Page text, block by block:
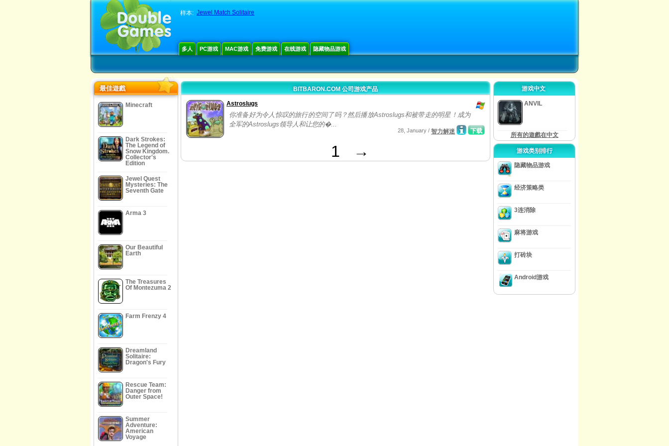
样本: Jewel Match Solitaire
多人 PC游戏 MAC游戏 免费游戏 在线游戏 隐藏物品游戏
最佳遊戲
Minecraft
Dark Strokes:
The Legend of
Snow Kingdom.
Collector's
Edition
Jewel Quest
Mysteries: The
Seventh Gate
Arma 3
Our Beautiful
Earth
The Treasures
Of Montezuma 2
Farm Frenzy 4
Dreamland
Solitaire:
Dragon's Fury
Rescue Team:
Danger from
Outer Space!
Summer
Adventure:
American
Voyage
BITBARON.COM 公司游戏产品
Astroslugs
你准备好为令人惊叹的旅行的空间了吗？然后播放Astroslugs和被带走的明星！成为
全军的Astroslugs领导人和让您的�...
下载
28, January / 智力解迷
1 →
游戏中文
ANVIL
所有的遊戲在中文
游戏类别排行
隐藏物品游戏
经济策略类
3连消除
麻将游戏
打砖块
Android游戏